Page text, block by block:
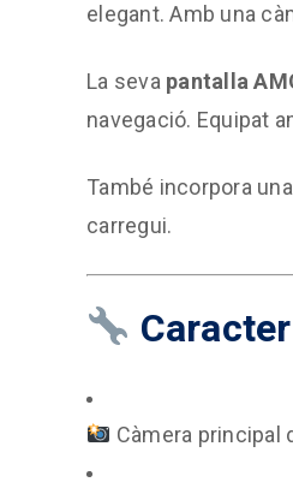
elegant. Amb una
La seva pantalla
navegació. Equipat
També incorpora una
carregui.
Càmera principal